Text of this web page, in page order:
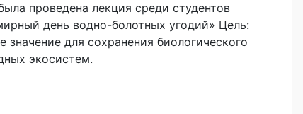
проведена лекция среди студентов
день водно-болотных угодий» Цель:
для сохранения биологического
экосистем.